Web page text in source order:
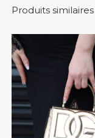
Produits similaires